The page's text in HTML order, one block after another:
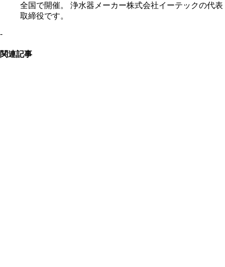
全国で開催。 浄水器メーカー株式会社イーテックの代表
取締役です。
-
関連記事